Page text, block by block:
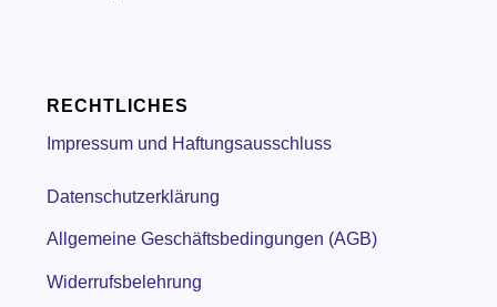
RECHTLICHES
Impressum und Haftungsausschluss
Datenschutzerklärung
Allgemeine Geschäftsbedingungen (AGB)
Widerrufsbelehrung